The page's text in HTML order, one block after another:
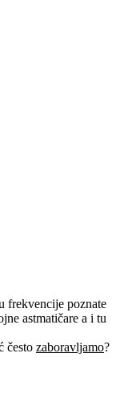
frekvencije poznate
astmatičare a i tu
često zaboravljamo?